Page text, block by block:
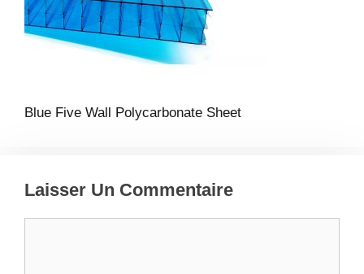
Blue Five Wall Polycarbonate Sheet
Laisser Un Commentaire